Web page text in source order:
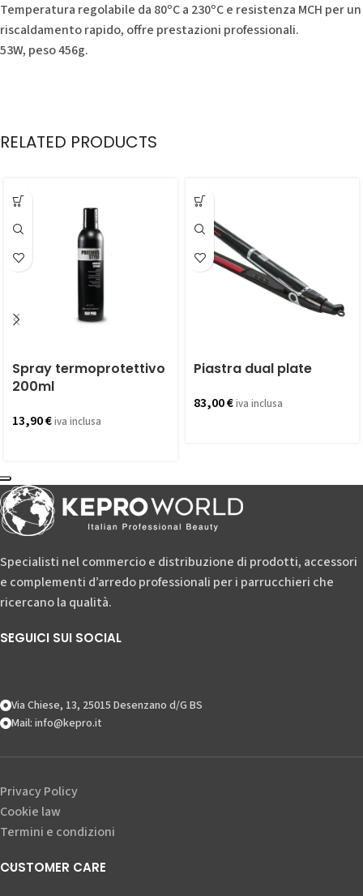
Temperatura regolabile da 80ºC a 230ºC e resistenza MCH per un
riscaldamento rapido, offre prestazioni professionali.
53W, peso 456g.
RELATED PRODUCTS
Spray termoprotettivo
200ml
13,90€iva inclusa
Piastra dual plate
83,00€iva inclusa
Specialisti nel commercio e distribuzione di prodotti, accessori
e complementi d’arredo professionali per i parrucchieri che
ricercano la qualità.
SEGUICI SUI SOCIAL
Via Chiese, 13, 25015 Desenzano d/G BS
Mail: info@kepro.it
Privacy Policy
Cookie law
Termini e condizioni
CUSTOMER CARE